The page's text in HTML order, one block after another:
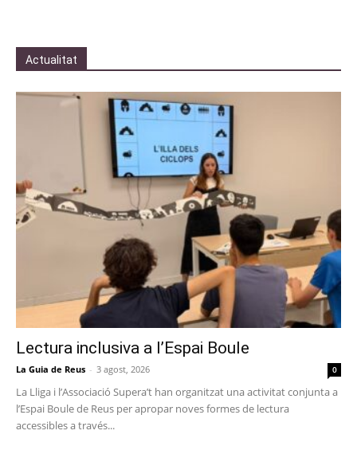
Actualitat
Lectura inclusiva a l’Espai Boule
La Guia de Reus - 3 agost, 2026 0
La Lliga i l’Associació Supera’t han organitzat una activitat conjunta a
l’Espai Boule de Reus per apropar noves formes de lectura
accessibles a través...